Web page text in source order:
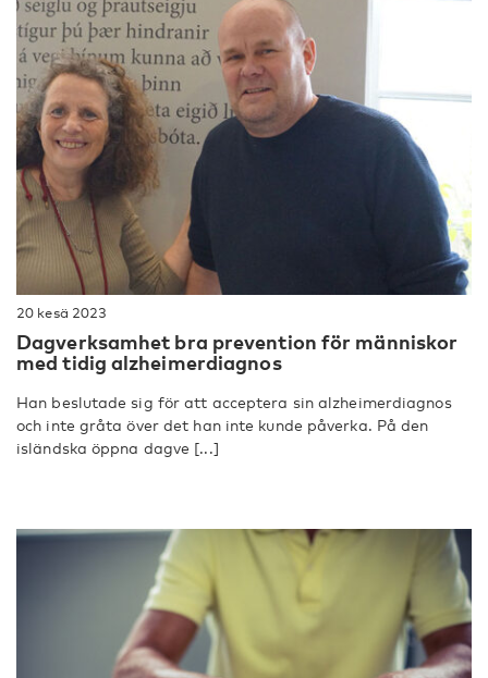
20 kesä 2023
Dagverksamhet bra prevention för människor
med tidig alzheimerdiagnos
Han beslutade sig för att acceptera sin alzheimerdiagnos
och inte gråta över det han inte kunde påverka. På den
isländska öppna dagve [...]